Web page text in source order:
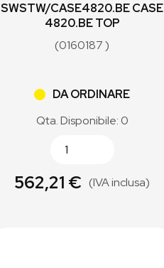
SWSTW/CASE4820.BE CASE
4820.BE TOP
(0160187 )
DA ORDINARE
Qta. Disponibile: 0
562,21 € (IVA inclusa)